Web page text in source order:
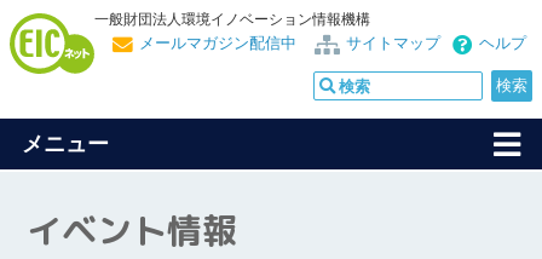
一般財団法人環境イノベーション情報機構
ヘルプ
サイトマップ
メールマガジン配信中
メニュー
イベント情報